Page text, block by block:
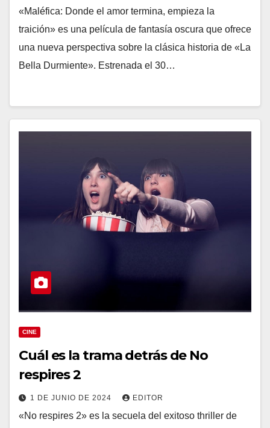
«Maléfica: Donde el amor termina, empieza la
traición» es una película de fantasía oscura que ofrece
una nueva perspectiva sobre la clásica historia de «La
Bella Durmiente». Estrenada el 30…
CINE
Cuál es la trama detrás de No
respires 2
1 DE JUNIO DE 2024 EDITOR
«No respires 2» es la secuela del exitoso thriller de